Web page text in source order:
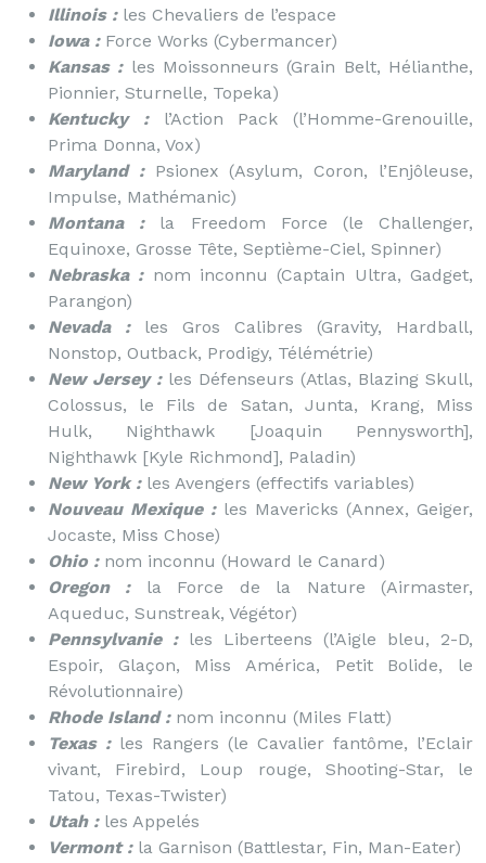
Illinois :les Chevaliers de l’espace
Iowa : Force Works (Cybermancer)
Kansas : les Moissonneurs (Grain Belt, Hélianthe,
Pionnier, Sturnelle, Topeka)
Kentucky : l’Action Pack (l’Homme-Grenouille,
Prima Donna, Vox)
Maryland : Psionex (Asylum, Coron, l’Enjôleuse,
Impulse, Mathémanic)
Montana : la Freedom Force (le Challenger,
Equinoxe, Grosse Tête, Septième-Ciel, Spinner)
Nebraska :nom inconnu (Captain Ultra, Gadget,
Parangon)
Nevada : les Gros Calibres (Gravity, Hardball,
Nonstop, Outback, Prodigy, Télémétrie)
New Jersey :les Défenseurs (Atlas, Blazing Skull,
Colossus, le Fils de Satan, Junta, Krang, Miss
Hulk, Nighthawk [Joaquin Pennysworth],
Nighthawk [Kyle Richmond], Paladin)
New York :les Avengers (effectifs variables)
Nouveau Mexique : les Mavericks (Annex, Geiger,
Jocaste, Miss Chose)
Ohio : nom inconnu (Howard le Canard)
Oregon :la Force de la Nature (Airmaster,
Aqueduc, Sunstreak, Végétor)
Pennsylvanie :les Liberteens (l’Aigle bleu, 2-D,
Espoir, Glaçon, Miss América, Petit Bolide, le
Révolutionnaire)
Rhode Island :nom inconnu (Miles Flatt)
Texas : les Rangers (le Cavalier fantôme, l’Eclair
vivant, Firebird, Loup rouge, Shooting-Star, le
Tatou, Texas-Twister)
Utah :les Appelés
Vermont : la Garnison (Battlestar, Fin, Man-Eater)